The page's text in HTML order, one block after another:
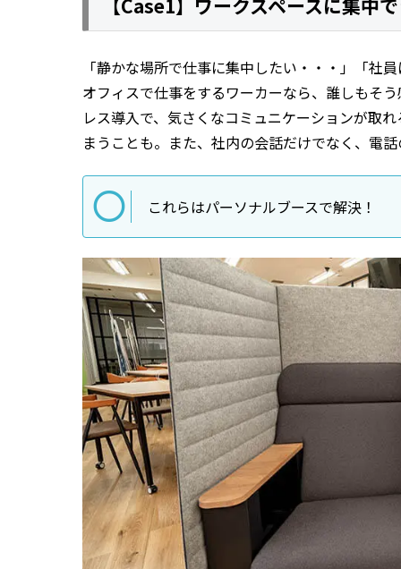
「静かな場所で仕事に集中したい・・・」「社
オフィスで仕事をするワーカーなら、誰しもそ
レス導入で、気さくなコミュニケーションが取
まうことも。また、社内の会話だけでなく、電
これらはパーソナルブースで解決！